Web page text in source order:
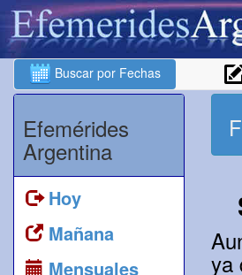
Buscar por Fechas
Efemérides
Argentina
Hoy
Mañana
Mensuales
ya